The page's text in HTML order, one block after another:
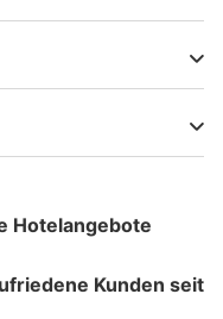
Hotelangebote
Kunden seit